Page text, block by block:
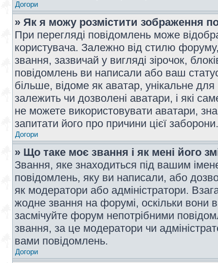
Догори
» Як я можу розмістити зображення
При перегляді повідомлень може
користувача. Залежно від стилю
звання, зазвичай у вигляді зірочок,
повідомлень ви написали або ваш
більше, відоме як аватар, унікальне
залежить чи дозволені аватари, і які
не можете використовувати аватари,
запитати його про причини цієї заборони.
Догори
» Що таке моє звання і як мені його
Звання, яке знаходиться під вашим
повідомлень, яку ви написали, або
як модератори або адміністратори.
жодне звання на форумі, оскільки вони
засмічуйте форум непотрібними
звання, за це модератори чи
вами повідомлень.
Догори